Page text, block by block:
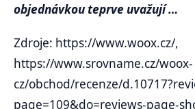
objednávkou teprve uvažují …
Zdroje: https://www.woox.cz/,
https://www.srovname.cz/woox-
cz/obchod/recenze/
page=109&do=reviews-page-